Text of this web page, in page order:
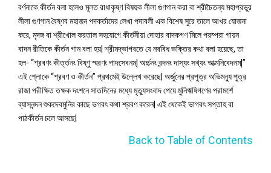
বর্ণনাকে কীর্তন বলা হলেও মূলত রাধাকৃষ্ণ বিষয়ক লীলা গুণগান করা বা শ্রীচৈতন্য মহাপ্রভুর
লীলা গুণগান বৈষ্ণব মহাজন পদকর্তাদের লেখা পদাবলী এক বিশেষ সুরে তালে আখর যোজনা
করে, মৃদঙ্গ বা শ্রীখোল করতাল সহযোগে কীর্তনীয়া দোহার বাদকগণ মিলে পরম্পরা গায়ন
বাদন রীতিকে কীর্তন গান বলা হয়| শ্রীমদ্ভাগবতে যে নববিধ ভক্তির কথা বলা হয়েছে, তা
হল- “শ্রবণং কীর্ত্তনং বিষ্ণু স্মরণং পাদসেবনম্| অর্চ্চনং বন্দনং দাস্যং সখ্যং আত্মনিবেদনম্|”
এই শ্লোকে “শ্রবণ ও কীর্তন” প্রথমেই উল্লেখ করেছে| অর্জুনের প্রপুত্র অভিমন্যু পুত্র
রাজা পরীক্ষিত তক্ষক দংশনে সাতদিনের মধ্যে মৃত্যুসংবাদ পেয়ে মুনিঋষিগণের পরামর্শে
ব্যাসনন্দন শুকদেবমুনির কাছে ভগবৎ কথা শ্রবণ করেন| এই থেকেই ভাগবৎ সপ্তাহ বা
পাঠকীর্তন চলে আসছে|
Back to Table of Contents